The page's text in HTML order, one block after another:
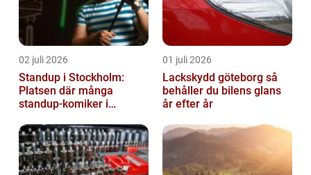
02 juli 2026
Standup i Stockholm:
Platsen där många
standup-komiker i
01 juli 2026
Lackskydd göteborg så
behåller du bilens glans
år efter år